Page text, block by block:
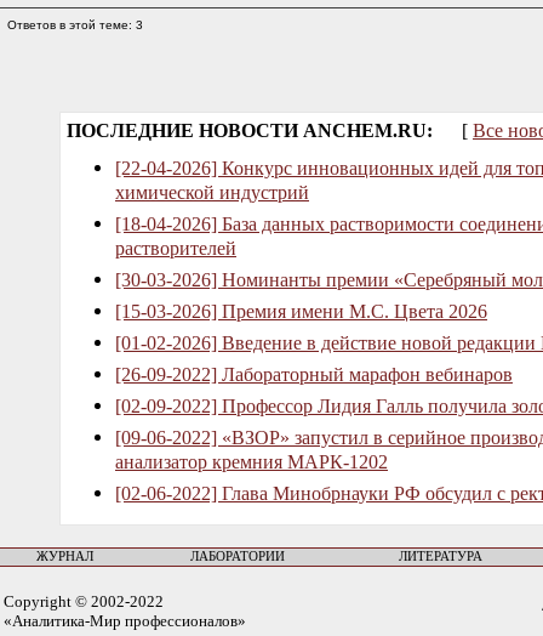
Ответов в этой теме: 3
ПОСЛЕДНИЕ НОВОСТИ ANCHEM.RU: [ Все
[22-04-2026] Конкурс инновационных идей для
химической индустрий
[18-04-2026] База данных растворимости
растворителей
[30-03-2026] Номинанты премии «Серебряный
[15-03-2026] Премия имени М.С. Цвета 2026
[01-02-2026] Введение в действие новой
[26-09-2022] Лабораторный марафон вебинаров
[02-09-2022] Профессор Лидия Галль получила
[09-06-2022] «ВЗОР» запустил в серийное
анализатор кремния МАРК-1202
[02-06-2022] Глава Минобрнауки РФ обсудил с
ЖУРНАЛ ЛАБОРАТОРИИ ЛИТЕРАТУРА
Copyright © 2002-2022
«Аналитика-Мир профессионалов»